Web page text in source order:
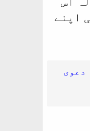
اپنے
دعوی